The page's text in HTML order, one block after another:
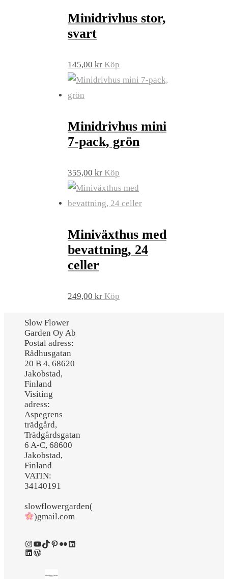
Minidrivhus stor,
svart
145,00 kr Köp
Minidrivhus mini
7-pack, grön
355,00 kr Köp
Miniväxthus med
bevattning, 24
celler
249,00 kr Köp
Slow Flower
Garden Oy Ab
Postal adress:
Rådhusgatan
20 B 4, 68620
Jakobstad,
Finland
Visiting
adress:
Aspegrens
trädgård,
Trädgårdsgatan
6 A-C, 68600
Jakobstad,
Finland
VATIN:
34140191
slowflowergarden(
)gmail.com
Instagram
YouTube
TikTok
Pinterest
FlickrLinkedIn
LinkedIn
WordPress